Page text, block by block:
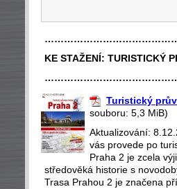
KE STAŽENÍ: TURISTICKÝ
Turistický
souboru: 5,3 MiB)
Aktualizování:
vás provede po
Praha 2 je zcela
středověká historie s
Trasa Prahou 2 je značena